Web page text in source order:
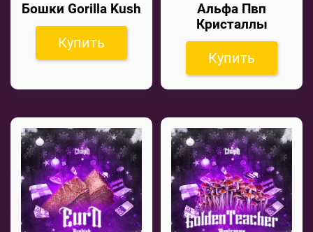
Бошки Gorilla Kush
Купить
Альфа Пвп
Кристаллы
Купить